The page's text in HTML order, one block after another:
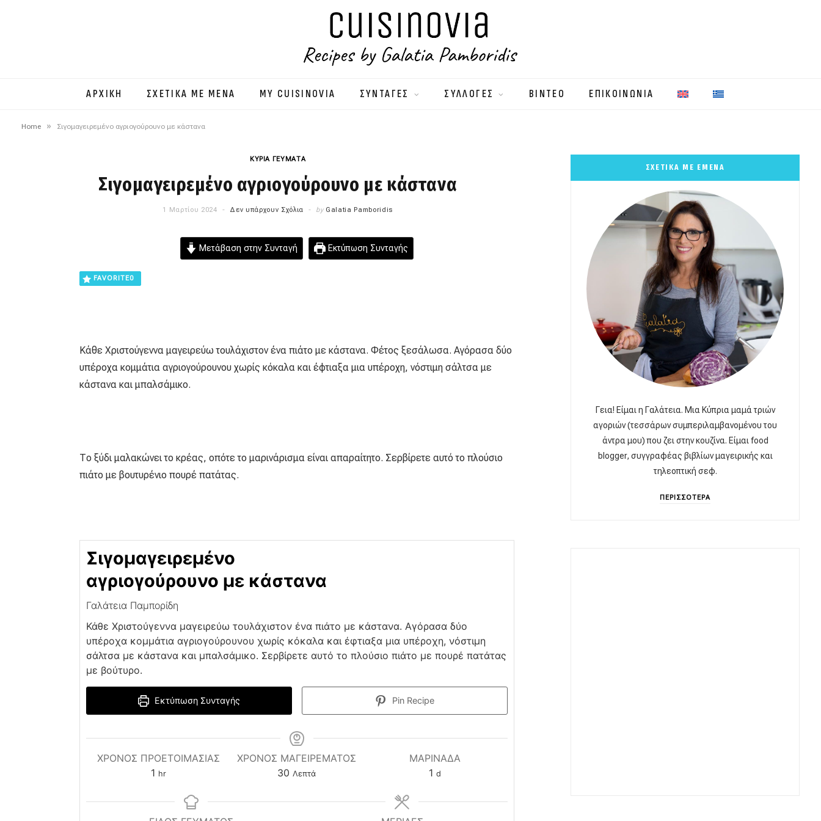
ΑΡΧΙΚΗ ΣΧΕΤΙΚΑ ΜΕ ΜΕΝΑ MY CUISINOVIA ΣΥΝΤΑΓΕΣ ΣΥΛΛΟΓΕΣ ΒΙΝΤΕΟ ΕΠΙΚΟΙΝΩΝΙΑ
Home » Σιγομαγειρεμένο αγριογούρουνο με κάστανα
ΚΥΡΙΑ ΓΕΥΜΑΤΑ
Σιγομαγειρεμένο αγριογούρουνο με κάστανα
1 Μαρτίου 2024 Δεν υπάρχουν Σχόλια by Galatia Pamboridis
Μετάβαση στην Συνταγή Εκτύπωση Συνταγής
FAVORITE0
Κάθε Χριστούγεννα μαγειρεύω τουλάχιστον ένα πιάτο με κάστανα. Φέτος ξεσάλωσα. Αγόρασα δύο
υπέροχα κομμάτια αγριογούρουνου χωρίς κόκαλα και έφτιαξα μια υπέροχη, νόστιμη σάλτσα με
κάστανα και μπαλσάμικο.
Το ξύδι μαλακώνει το κρέας, οπότε το μαρινάρισμα είναι απαραίτητο. Σερβίρετε αυτό το πλούσιο
πιάτο με βουτυρένιο πουρέ πατάτας.
Σιγομαγειρεμένο
αγριογούρουνο με κάστανα
Γαλάτεια Παμπορίδη
Κάθε Χριστούγεννα μαγειρεύω τουλάχιστον ένα πιάτο με κάστανα. Αγόρασα δύο
υπέροχα κομμάτια αγριογούρουνου χωρίς κόκαλα και έφτιαξα μια υπέροχη, νόστιμη
σάλτσα με κάστανα και μπαλσάμικο. Σερβίρετε αυτό το πλούσιο πιάτο με πουρέ πατάτας
με βούτυρο.
Εκτύπωση Συνταγής Pin Recipe
ΧΡΌΝΟΣ ΠΡΟΕΤΟΙΜΑΣΊΑΣ
1hour
hr
ΧΡΟΝΟΣ ΜΑΓΕΙΡΕΜΑΤΟΣ
30 minutes
Λεπτά
ΜΑΡΙΝΆΔΑ
1 day
d
ΣΧΕΤΙΚΑ ΜΕ ΕΜΕΝΑ
Γεια! Είμαι η Γαλάτεια. Μια Κύπρια μαμά τριών
αγοριών (τεσσάρων συμπεριλαμβανομένου του
άντρα μου) που ζει στην κουζίνα. Είμαι food
blogger, συγγραφέας βιβλίων μαγειρικής και
τηλεοπτική σεφ.
ΠΕΡΙΣΣΟΤΕΡΑ